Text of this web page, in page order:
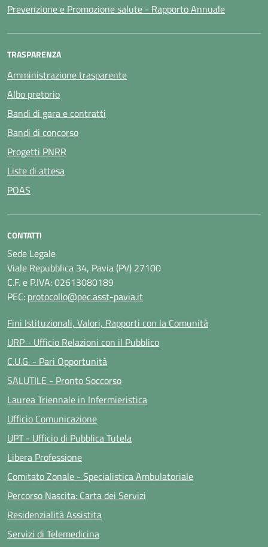
Prevenzione e Promozione salute - Rapporto Annuale
TRASPARENZA
Amministrazione trasparente
Albo pretorio
Bandi di gara e contratti
Bandi di concorso
Progetti PNRR
Liste di attesa
POAS
CONTATTI
Sede Legale
Viale Repubblica 34, Pavia (PV) 27100
C.F. e P.IVA: 02613080189
PEC: protocollo@pec.asst-pavia.it
Fini Istituzionali, Valori, Rapporti con la Comunità
URP - Ufficio Relazioni con il Pubblico
C.U.G. - Pari Opportunità
SALUTILE - Pronto Soccorso
Laurea Triennale in Infermieristica
Ufficio Comunicazione
UPT - Ufficio di Pubblica Tutela
Libera Professione
Comitato Zonale - Specialistica Ambulatoriale
Percorso Nascita: Carta dei Servizi
Residenzialità Assistita
Servizi di Telemedicina